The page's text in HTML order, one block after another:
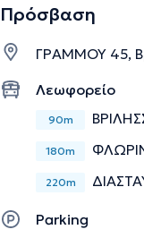
Πρόσβαση
ΓΡΑΜΜΟΥ 45,
Λεωφορείο
90m
180m
220m
Parking